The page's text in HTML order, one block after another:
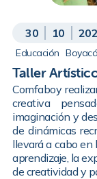
30 10
Educación Boyacá
Taller
Comfaboy
creativa
imaginación y
de dinámicas
llevará a cabo en
aprendizaje, la
de creatividad y